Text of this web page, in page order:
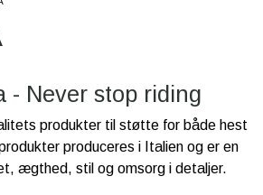
UDSTYR & TILBEHØR
TOY PONY
TIL HESTEPIGER
& TILBEHØR
RYTTER
- Never stop riding
produkter til støtte for både hest
produceres i Italien og er en
ægthed, stil og omsorg i detaljer.